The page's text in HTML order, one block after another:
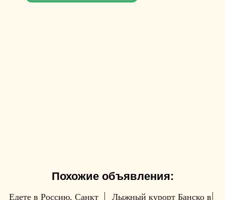
Похожие объявления:
Едете в Россию, Санкт
Лыжный курорт Банско в